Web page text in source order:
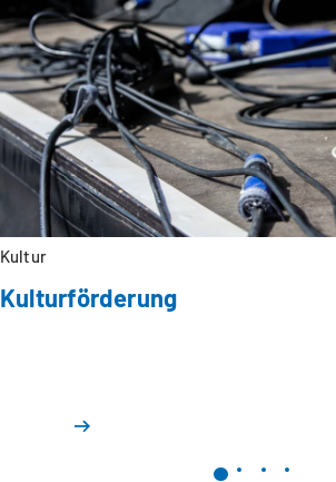
Kultur
Kulturförderung